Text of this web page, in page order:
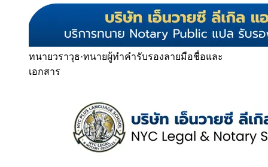
ทนายวราวุธ·ทนายผู้ทำคำรับรองลายมือชื่อและ
เอกสาร